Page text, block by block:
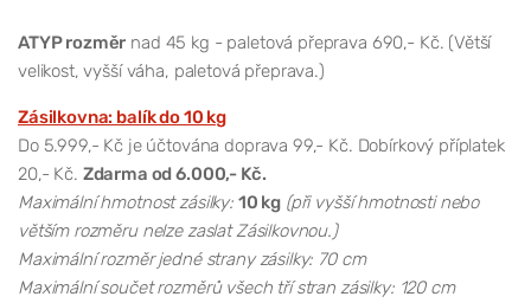
ATYP rozměr nad 45 kg - paletová přeprava 690,- Kč. (Větší
velikost, vyšší váha, paletová přeprava.)
Zásilkovna: balík do 10 kg
Do 5.999,- Kč je účtována doprava 99,- Kč. Dobírkový příplatek
20,- Kč. Zdarma od 6.000,- Kč.
Maximální hmotnost zásilky: 10 kg (při vyšší hmotnosti nebo
větším rozměru nelze zaslat Zásilkovnou.)
Maximální rozměr jedné strany zásilky: 70 cm
Maximální součet rozměrů všech tří stran zásilky: 120 cm